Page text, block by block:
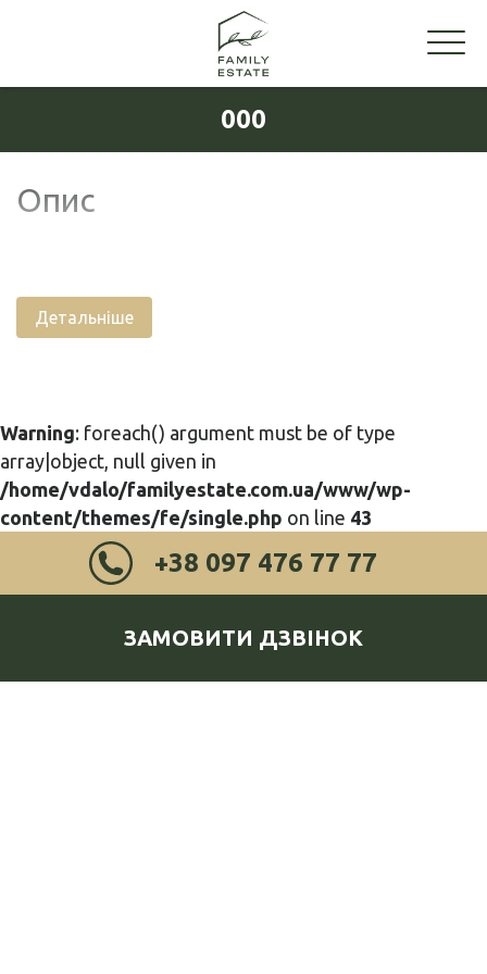
000
Опис
Детальніше
Warning: foreach() argument must be of type
array|object, null given in
/home/vdalo/familyestate.com.ua/www/wp-
content/themes/fe/single.php on line 43
+38 097 476 77 77
ЗАМОВИТИ ДЗВІНОК